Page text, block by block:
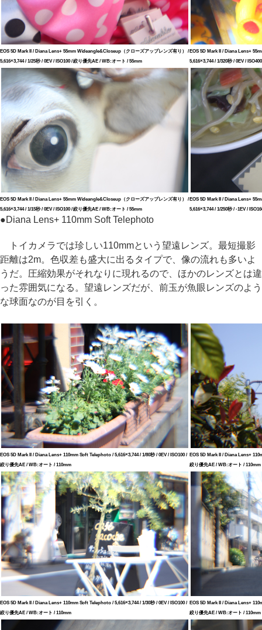
EOS 5D Mark II / Diana Lens+ 55mm Wideangle&Closeup（クローズアップレンズ有り） /
5,616×3,744 / 1/25秒 / 0EV / ISO100 / 絞り優先AE / WB:オート / 55mm
EOS 5D Mark II / Diana Lens+
5,616×3,744 / 1/320秒 / 0EV /
EOS 5D Mark II / Diana Lens+ 55mm Wideangle&Closeup（クローズアップレンズ有り） /
5,616×3,744 / 1/15秒 / 0EV / ISO100 / 絞り優先AE / WB:オート / 55mm
EOS 5D Mark II / Diana Lens+
5,616×3,744 / 1/250秒 / -1EV /
●Diana Lens+ 110mm Soft Telephoto
トイカメラでは珍しい110mmという望遠レンズ。最短撮影
距離は2m。色収差も盛大に出るタイプで、像の流れも多いよ
うだ。圧縮効果がそれなりに現れるので、ほかのレンズとは違
った雰囲気になる。望遠レンズだが、前玉が魚眼レンズのよう
な球面なのが目を引く。
EOS 5D Mark II / Diana Lens+ 110mm Soft Telephoto / 5,616×3,744 / 1/80秒 / 0EV / ISO100 /
絞り優先AE / WB:オート / 110mm
EOS 5D Mark II / Diana Lens+
絞り優先AE / WB:オート / 110mm
EOS 5D Mark II / Diana Lens+ 110mm Soft Telephoto / 5,616×3,744 / 1/30秒 / 0EV / ISO100 /
絞り優先AE / WB:オート / 110mm
EOS 5D Mark II / Diana Lens+
絞り優先AE / WB:オート / 110mm